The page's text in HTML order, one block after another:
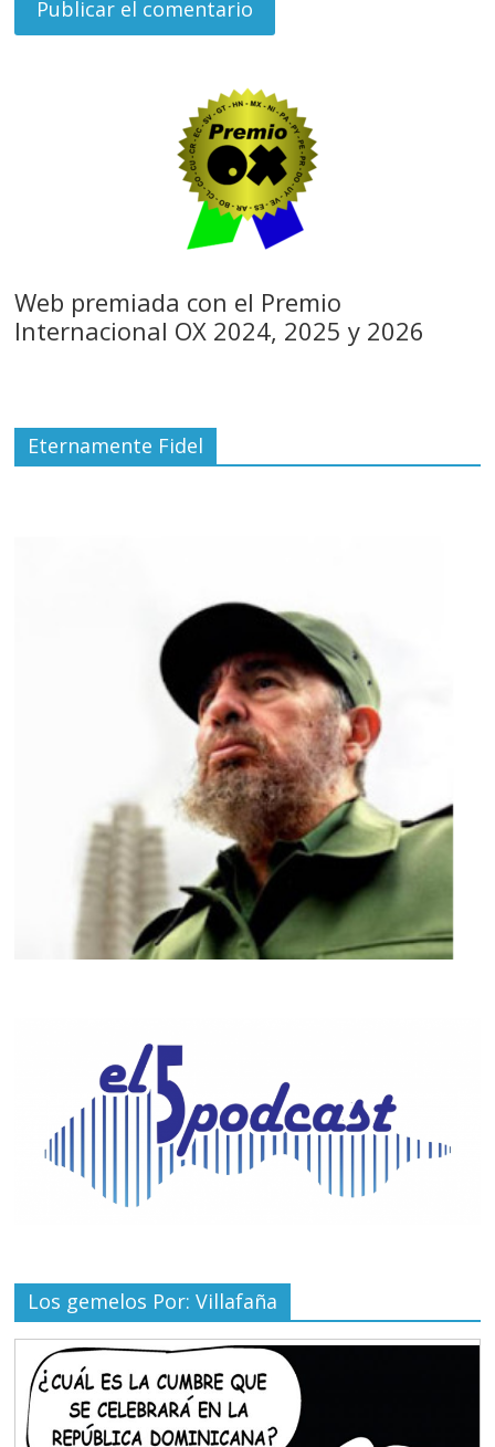
Web premiada con el Premio
Internacional OX 2024, 2025 y 2026
Eternamente Fidel
Los gemelos Por: Villafaña